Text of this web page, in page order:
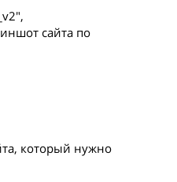
сайта по
который нужно